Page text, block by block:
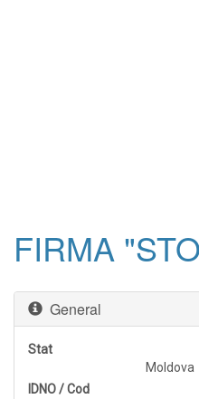
FIRMA
General
Stat
Moldova
IDNO / Cod